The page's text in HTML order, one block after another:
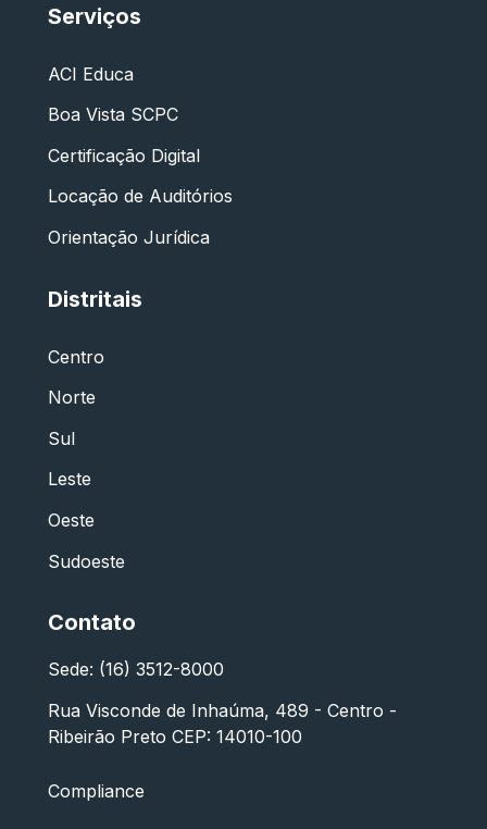
Serviços
ACI Educa
Boa Vista SCPC
Certificação Digital
Locação de Auditórios
Orientação Jurídica
Distritais
Centro
Norte
Sul
Leste
Oeste
Sudoeste
Contato
Sede: (16) 3512-8000
Rua Visconde de Inhaúma, 489 - Centro -
Ribeirão Preto CEP: 14010-100
Compliance